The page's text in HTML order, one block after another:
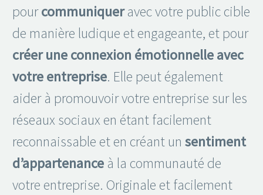
pourcommuniqueravec votre public cible
de manière ludique et engageante, et pour
créer une connexion émotionnelle avec
votre entreprise. Elle peut également
aider à promouvoir votre entreprise sur les
réseaux sociaux en étant facilement
reconnaissable et en créant un sentiment
d’appartenance à la communauté de
votre entreprise. Originale et facilement